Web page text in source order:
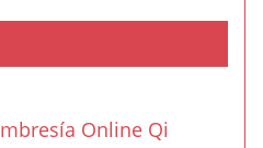
Online Qi